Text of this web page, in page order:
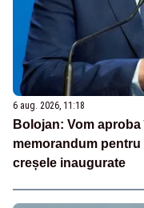
6 aug. 2026, 11:18
Bolojan: Vom
memorandum
creșele inaugurate